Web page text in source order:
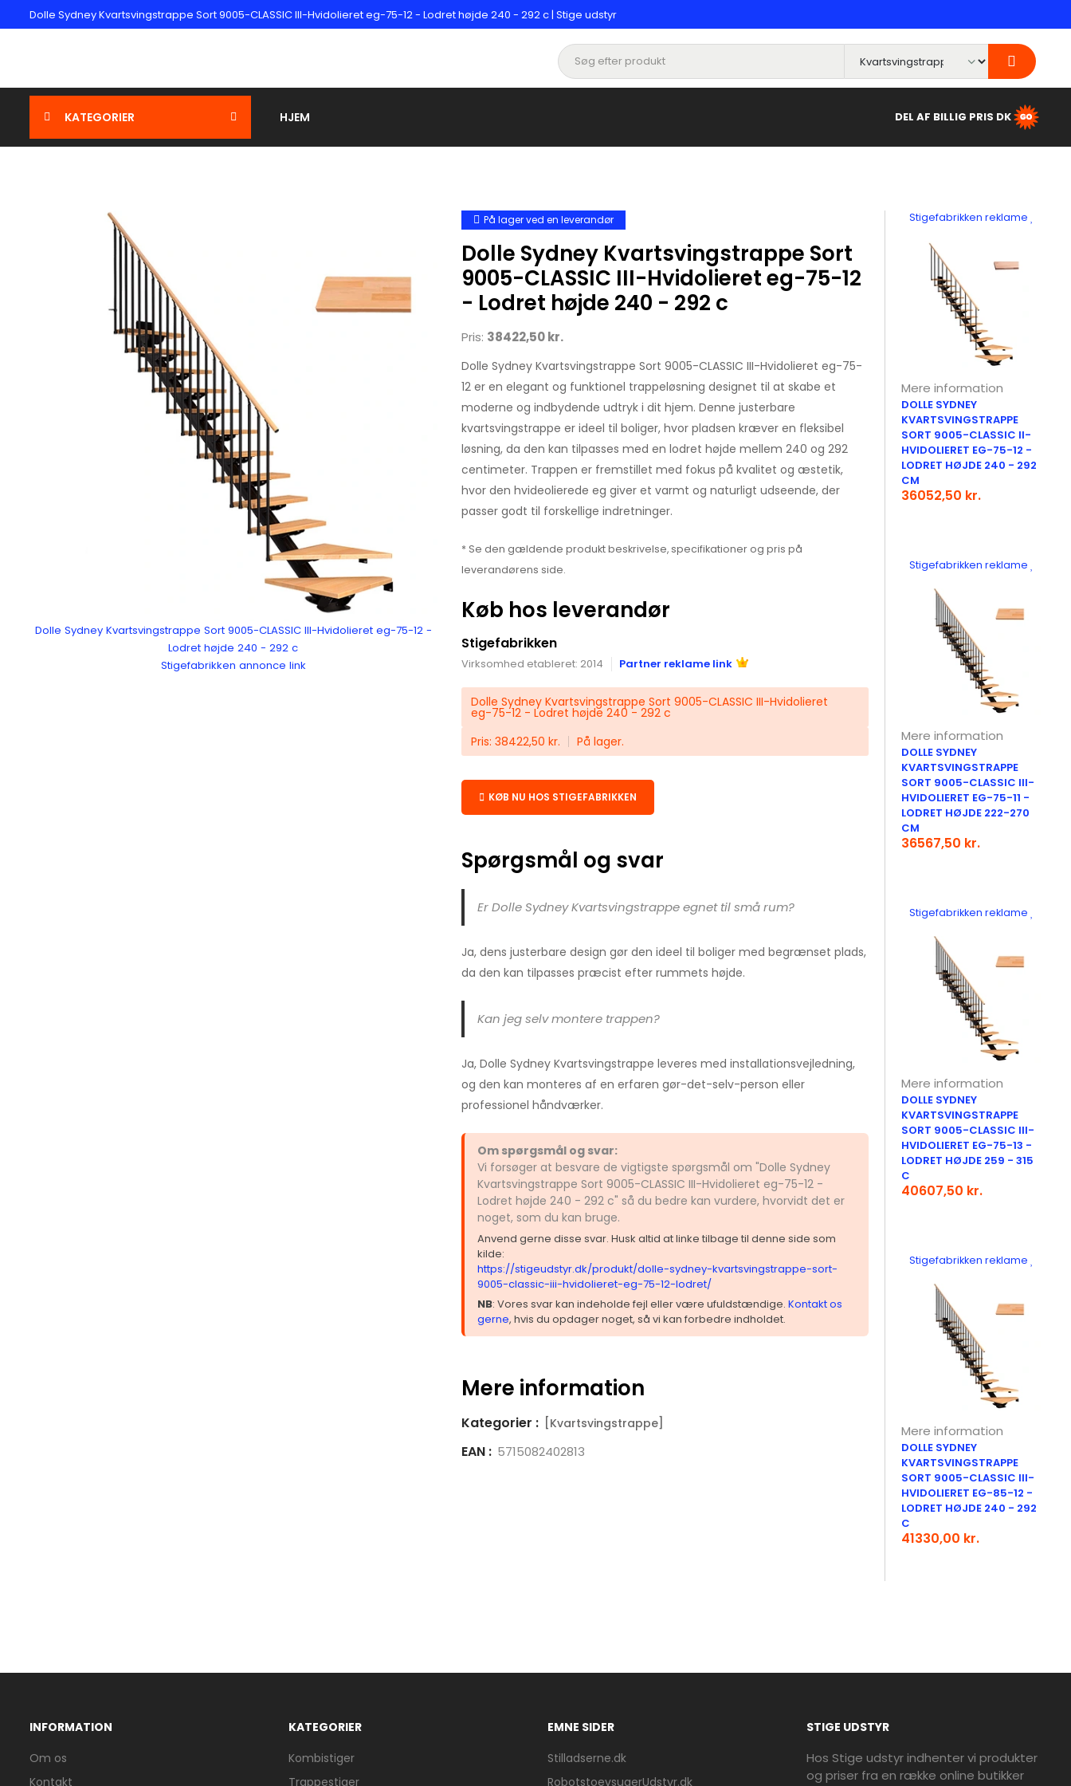
Dolle Sydney Kvartsvingstrappe Sort 9005-CLASSIC III-Hvidolieret eg-75-12 - Lodret højde 240 - 292 c | Stige udstyr
KATEGORIER HJEM DEL AF BILLIG PRIS DK
Dolle Sydney Kvartsvingstrappe Sort 9005-CLASSIC III-Hvidolieret eg-75-12 -
Lodret højde 240 - 292 c
Stigefabrikken annonce link
På lager ved en leverandør
Dolle Sydney Kvartsvingstrappe Sort
9005-CLASSIC III-Hvidolieret eg-75-12
- Lodret højde 240 - 292 c
Pris: 38422,50 kr.
Dolle Sydney Kvartsvingstrappe Sort 9005-CLASSIC III-Hvidolieret eg-75-
12 er en elegant og funktionel trappeløsning designet til at skabe et
moderne og indbydende udtryk i dit hjem. Denne justerbare
kvartsvingstrappe er ideel til boliger, hvor pladsen kræver en fleksibel
løsning, da den kan tilpasses med en lodret højde mellem 240 og 292
centimeter. Trappen er fremstillet med fokus på kvalitet og æstetik,
hvor den hvideolierede eg giver et varmt og naturligt udseende, der
passer godt til forskellige indretninger.
* Se den gældende produkt beskrivelse, specifikationer og pris på
leverandørens side.
Køb hos leverandør
Stigefabrikken
Virksomhed etableret: 2014 Partner reklame link
Dolle Sydney Kvartsvingstrappe Sort 9005-CLASSIC III-Hvidolieret
eg-75-12 - Lodret højde 240 - 292 c
Pris: 38422,50 kr.
På lager.
KØB NU HOS STIGEFABRIKKEN
Spørgsmål og svar
Er Dolle Sydney Kvartsvingstrappe egnet til små rum?
Ja, dens justerbare design gør den ideel til boliger med begrænset plads,
da den kan tilpasses præcist efter rummets højde.
Kan jeg selv montere trappen?
Ja, Dolle Sydney Kvartsvingstrappe leveres med installationsvejledning,
og den kan monteres af en erfaren gør-det-selv-person eller
professionel håndværker.
Om spørgsmål og svar:
Vi forsøger at besvare de vigtigste spørgsmål om "Dolle Sydney
Kvartsvingstrappe Sort 9005-CLASSIC III-Hvidolieret eg-75-12 -
Lodret højde 240 - 292 c" så du bedre kan vurdere, hvorvidt det er
noget, som du kan bruge.
Anvend gerne disse svar. Husk altid at linke tilbage til denne side som
kilde:
https://stigeudstyr.dk/produkt/dolle-sydney-kvartsvingstrappe-sort-
9005-classic-iii-hvidolieret-eg-75-12-lodret/
NB: Vores svar kan indeholde fejl eller være ufuldstændige. Kontakt os
gerne, hvis du opdager noget, så vi kan forbedre indholdet.
Mere information
Kategorier : [Kvartsvingstrappe]
EAN : 5715082402813
Stigefabrikken reklame
Mere information
DOLLE SYDNEY
KVARTSVINGSTRAPPE
SORT 9005-CLASSIC II-
HVIDOLIERET EG-75-12 -
LODRET HØJDE 240 - 292
CM
36052,50 kr.
Stigefabrikken reklame
Mere information
DOLLE SYDNEY
KVARTSVINGSTRAPPE
SORT 9005-CLASSIC III-
HVIDOLIERET EG-75-11 -
LODRET HØJDE 222-270
CM
36567,50 kr.
Stigefabrikken reklame
Mere information
DOLLE SYDNEY
KVARTSVINGSTRAPPE
SORT 9005-CLASSIC III-
HVIDOLIERET EG-75-13 -
LODRET HØJDE 259 - 315
C
40607,50 kr.
Stigefabrikken reklame
Mere information
DOLLE SYDNEY
KVARTSVINGSTRAPPE
SORT 9005-CLASSIC III-
HVIDOLIERET EG-85-12 -
LODRET HØJDE 240 - 292
C
41330,00 kr.
INFORMATION
Om os
Kontakt
KATEGORIER
Kombistiger
Trappestiger
EMNE SIDER
Stilladserne.dk
RobotstoevsugerUdstyr.dk
STIGE UDSTYR
Hos Stige udstyr indhenter vi produkter
og priser fra en række online butikker